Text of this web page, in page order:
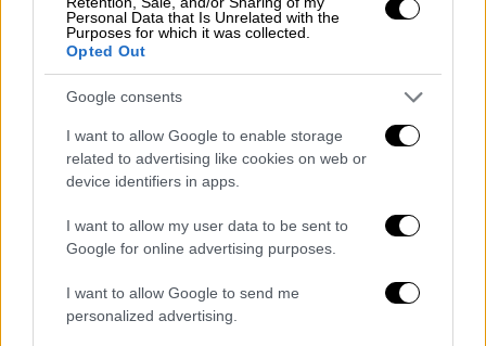
Personal Data that Is Unrelated with the
Purposes for which it was collected.
Opted Out
Google consents
I want to allow Google to enable storage
related to advertising like cookies on web or
device identifiers in apps.
I want to allow my user data to be sent to
Google for online advertising purposes.
I want to allow Google to send me
personalized advertising.
Ισραήλ: Πύραυλοι εκτοξεύτηκαν από
το Ιράν - Σειρήνες ηχούν στην
Ιερουσαλήμ
ισραηλινός στρατός ανέφερε απόψε ότι
πύραυλοι εκτοξεύτηκαν από το
την κατεύθυνση του ισραηλινού εδάφους.
Σειρήνεςακούγονται στην Ιερουσαλήμ
σύμφωνα με δημοσιογράφους του Γαλλικού
Πρακτορείου.